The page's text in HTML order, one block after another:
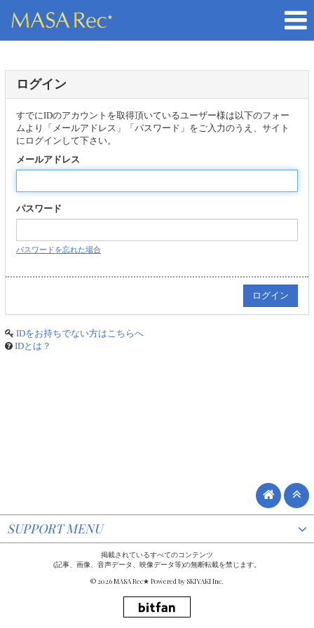
ログイン
すでにIDのアカウントを取得頂いているユーザー様は以下のフォー
ムより「メールアドレス」「パスワード」をご入力のうえ、サイト
にログインして下さい。
メールアドレス
パスワード
パスワードを忘れた場合
IDをお持ちでない方はこちらへ
IDとは？
SUPPORT MENU
掲載されているすべてのコンテンツ
(記事、画像、音声データ、映像データ等)の無断転載を禁じます。
© 2026 MASA Rec★ Powered by SKIYAKI Inc.